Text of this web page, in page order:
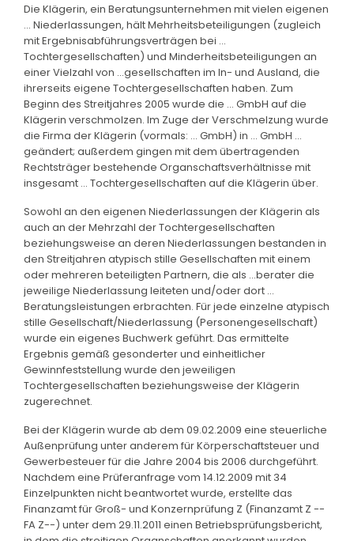
Die Klägerin, ein Beratungsunternehmen mit vielen eigenen
... Niederlassungen, hält Mehrheitsbeteiligungen (zugleich
mit Ergebnisabführungsverträgen bei ...
Tochtergesellschaften) und Minderheitsbeteiligungen an
einer Vielzahl von ...gesellschaften im In- und Ausland, die
ihrerseits eigene Tochtergesellschaften haben. Zum
Beginn des Streitjahres 2005 wurde die ... GmbH auf die
Klägerin verschmolzen. Im Zuge der Verschmelzung wurde
die Firma der Klägerin (vormals: ... GmbH) in ... GmbH ...
geändert; außerdem gingen mit dem übertragenden
Rechtsträger bestehende Organschaftsverhältnisse mit
insgesamt ... Tochtergesellschaften auf die Klägerin über.
Sowohl an den eigenen Niederlassungen der Klägerin als
auch an der Mehrzahl der Tochtergesellschaften
beziehungsweise an deren Niederlassungen bestanden in
den Streitjahren atypisch stille Gesellschaften mit einem
oder mehreren beteiligten Partnern, die als ...berater die
jeweilige Niederlassung leiteten und/oder dort ...
Beratungsleistungen erbrachten. Für jede einzelne atypisch
stille Gesellschaft/Niederlassung (Personengesellschaft)
wurde ein eigenes Buchwerk geführt. Das ermittelte
Ergebnis gemäß gesonderter und einheitlicher
Gewinnfeststellung wurde den jeweiligen
Tochtergesellschaften beziehungsweise der Klägerin
zugerechnet.
Bei der Klägerin wurde ab dem 09.02.2009 eine steuerliche
Außenprüfung unter anderem für Körperschaftsteuer und
Gewerbesteuer für die Jahre 2004 bis 2006 durchgeführt.
Nachdem eine Prüferanfrage vom 14.12.2009 mit 34
Einzelpunkten nicht beantwortet wurde, erstellte das
Finanzamt für Groß- und Konzernprüfung Z (Finanzamt Z --
FA Z--) unter dem 29.11.2011 einen Betriebsprüfungsbericht,